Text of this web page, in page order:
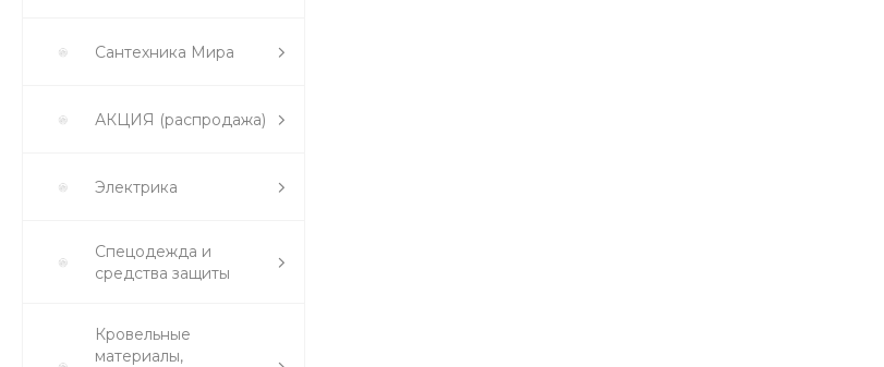
Сантехника Мира
АКЦИЯ (распродажа)
Электрика
Спецодежда и
средства защиты
Кровельные
материалы,